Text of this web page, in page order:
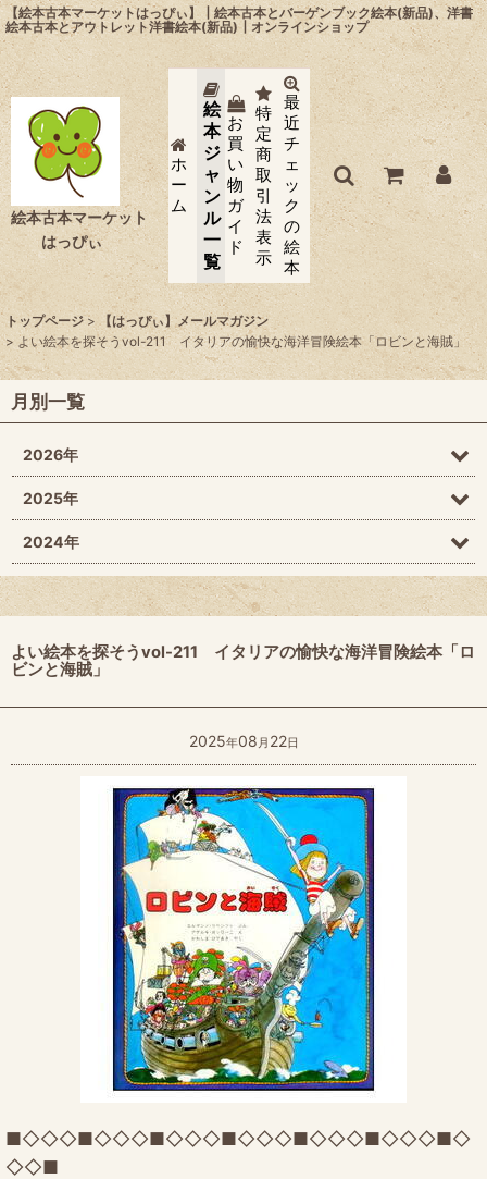
【絵本古本マーケットはっぴぃ】┃絵本古本とバーゲンブック絵本(新品)、洋書
絵本古本とアウトレット洋書絵本(新品)┃オンラインショップ
絵本古本マーケット
はっぴぃ
ホ
ー
ム
絵
本
ジ
ャ
ン
ル
一
覧
お
買
い
物
ガ
イ
ド
特
定
商
取
引
法
表
示
最
近
チ
ェ
ッ
ク
の
絵
本
トップページ > 【はっぴぃ】メールマガジン
> よい絵本を探そうvol-211 イタリアの愉快な海洋冒険絵本「ロビンと海賊」
よい絵本を探そうvol-211 イタリアの愉快な海洋冒険絵本「ロ
ビンと海賊」
2025年08 月 22日
■◇◇◇■◇◇◇■◇◇◇■◇◇◇■◇◇◇■◇◇◇■◇
◇◇■
月別一覧
2026年
2025年
2024年